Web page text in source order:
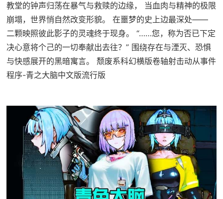
教堂的钟声归荡在暴气与救赎的边缘， 当血肉与精神的极限
崩塌，世界悄自然改变形貌。 在噩梦的史上边最深处——
二颗映照彼此影子的灵魂终于现身。 “……您，称为否已下定
决心意将个己的一切奉献出去往？” 围绕存在与湮灭、恐惧
与快感展开的黑暗寓言。 颓废系科幻横版卷轴射击动从事件
程序-青之大脑中文版流行版